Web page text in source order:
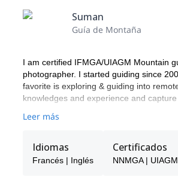
Suman
Guía de Montaña
I am certified IFMGA/UIAGM Mountain
photographer. I started guiding since
favorite is exploring & guiding into
knowledges and experience and
Leer más
Idiomas
Francés | Inglés
Certificados
NNMGA |